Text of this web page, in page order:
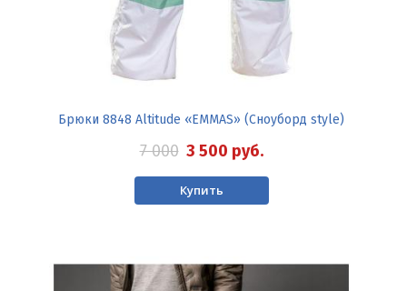
Брюки 8848 Altitude «EMMAS» (Сноуборд style)
7 000 3 500 руб.
Купить